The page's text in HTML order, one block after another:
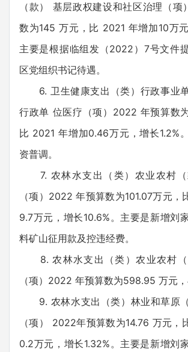
（款） 基层政权建设和社区治理（
数为145 万元，比 2021 年增加10万元
主要是根据临组发（2022）7号文件
区党组织书记待遇。
6. 卫生健康支出（类）行政事业单
行政单 位医疗（项）2022 年预算数
比 2021 年增加0.46万元，增长1.2%
资普调。
7. 农林水支出（类）农业农村（
（项）2022 年预算数为101.07万元，
9.7万元，增长10.6%。主要是新增刘
料矿山征用款及控违经费。
8. 农林水支出（类）农业农村（
（项）2022 年预算数为598.95 万元，
9. 农林水支出（类）林业和草原
（项） 2022年预算数为14.76 万元，
0.2万元，增长1.32%。主要是新增刘